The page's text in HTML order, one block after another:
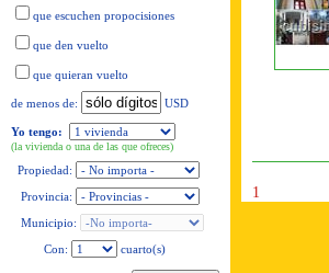
que escuchen propocisiones
que den vuelto
que quieran vuelto
de menos de: USD
Yo tengo:
(la vivienda o una de las que ofreces)
Propiedad:
Provincia:
Municipio:
Con:
cuarto(s)
1